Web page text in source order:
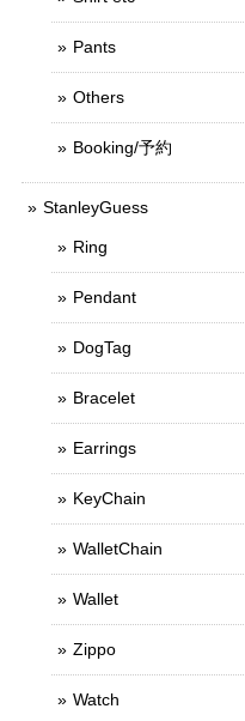
Pants
Others
Booking/予約
StanleyGuess
Ring
Pendant
DogTag
Bracelet
Earrings
KeyChain
WalletChain
Wallet
Zippo
Watch